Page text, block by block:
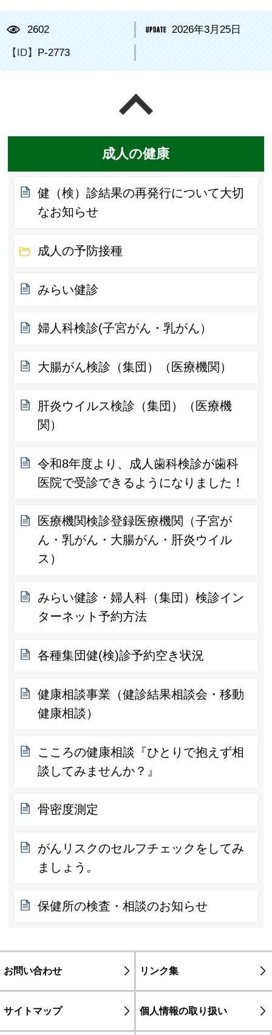
2602 2026年3月25日
【ID】 P-2773
成人の健康
健（検）診結果の再発行について大切
なお知らせ
成人の予防接種
みらい健診
婦人科検診(子宮がん・乳がん）
大腸がん検診（集団）（医療機関）
肝炎ウイルス検診（集団）（医療機
関）
令和8年度より、成人歯科検診が歯科
医院で受診できるようになりました！
医療機関検診登録医療機関（子宮が
ん・乳がん・大腸がん・肝炎ウイル
ス）
みらい健診・婦人科（集団）検診イン
ターネット予約方法
各種集団健(検)診予約空き状況
健康相談事業（健診結果相談会・移動
健康相談）
こころの健康相談『ひとりで抱えず相
談してみませんか？』
骨密度測定
がんリスクのセルフチェックをしてみ
ましょう。
保健所の検査・相談のお知らせ
お問い合わせ リンク集
サイトマップ 個人情報の取り扱い